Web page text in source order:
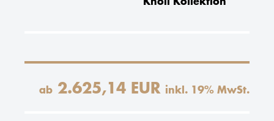
ab 2.625,14 EUR inkl. 19% MwSt.